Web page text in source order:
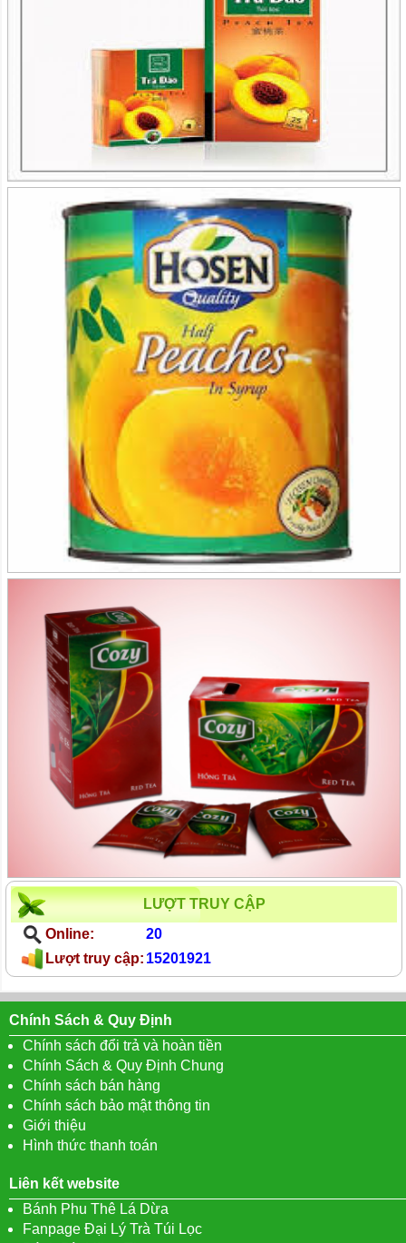
LƯỢT TRUY CẬP
Online:
20
Lượt truy cập: 15201921
Chính Sách & Quy Định
Chính sách đổi trả và hoàn tiền
Chính Sách & Quy Định Chung
Chính sách bán hàng
Chính sách bảo mật thông tin
Giới thiệu
Hình thức thanh toán
Liên kết website
Bánh Phu Thê Lá Dừa
Fanpage Đại Lý Trà Túi Lọc